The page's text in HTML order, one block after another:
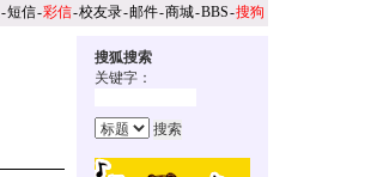
-短信-彩信-校友录-邮件-商城-BBS-搜狗
搜狐搜索
关键字：